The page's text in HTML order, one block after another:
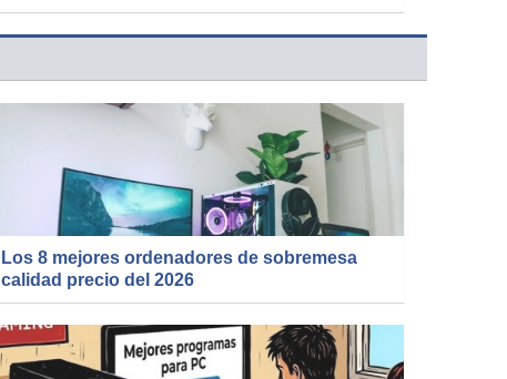
Los 8 mejores ordenadores de sobremesa
calidad precio del 2026